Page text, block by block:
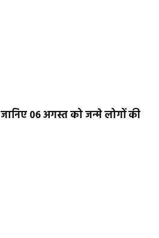
जानिए 06 अगस्त को जन्मे लोगों की